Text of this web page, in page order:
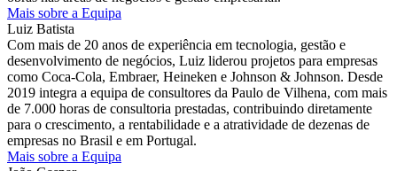
Mais sobre a Equipa
Luiz Batista
Com mais de 20 anos de experiência em tecnologia, gestão e
desenvolvimento de negócios, Luiz liderou projetos para empresas
como Coca-Cola, Embraer, Heineken e Johnson & Johnson. Desde
2019 integra a equipa de consultores da Paulo de Vilhena, com mais
de 7.000 horas de consultoria prestadas, contribuindo diretamente
para o crescimento, a rentabilidade e a atratividade de dezenas de
empresas no Brasil e em Portugal.
Mais sobre a Equipa